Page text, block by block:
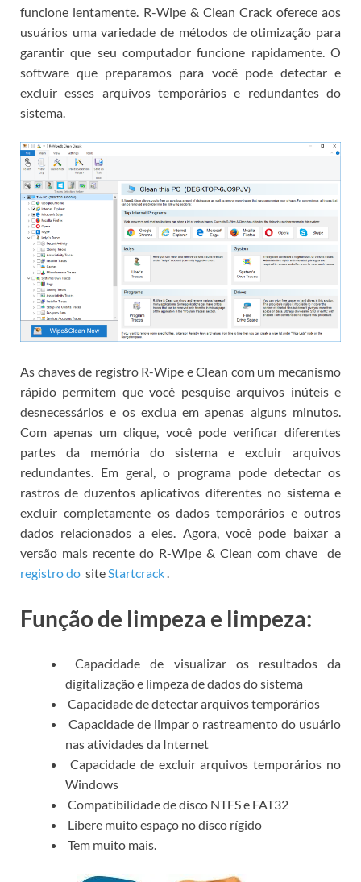
funcione lentamente. R-Wipe & Clean Crack oferece aos
usuários uma variedade de métodos de otimização para
garantir que seu computador funcione rapidamente. O
software que preparamos para você pode detectar e
excluir esses arquivos temporários e redundantes do
sistema.
As chaves de registro R-Wipe e Clean com um mecanismo
rápido permitem que você pesquise arquivos inúteis e
desnecessários e os exclua em apenas alguns minutos.
Com apenas um clique, você pode verificar diferentes
partes da memória do sistema e excluir arquivos
redundantes. Em geral, o programa pode detectar os
rastros de duzentos aplicativos diferentes no sistema e
excluir completamente os dados temporários e outros
dados relacionados a eles. Agora, você pode baixar a
versão mais recente do R-Wipe & Clean com chave de
registro do siteStartcrack.
Função de limpeza e limpeza:
Capacidade de visualizar os resultados da
digitalização e limpeza de dados do sistema
Capacidade de detectar arquivos temporários
Capacidade de limpar o rastreamento do usuário
nas atividades da Internet
Capacidade de excluir arquivos temporários no
Windows
Compatibilidade de disco NTFS e FAT32
Libere muito espaço no disco rígido
Tem muito mais.